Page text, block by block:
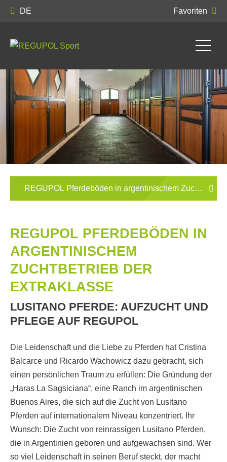
DE Favoriten
REGUPOL Pferdeböden in argentinischem
REGUPOL PFERDEBÖDEN IN
ARGENTINISCHEM
ZUCHTBETRIEB DER
EXTRAKLASSE
LUSITANO PFERDE: AUFZUCHT UND
PFLEGE AUF REGUPOL
Die Leidenschaft und die Liebe zu Pferden hat Cristina
Balcarce und Ricardo Wachowicz dazu gebracht, sich
einen persönlichen Traum zu erfüllen: Die Gründung der
„Haras La Sagsiciana“, eine Ranch im argentinischen
Buenos Aires, die sich auf die Zucht von Lusitano
Pferden auf internationalem Niveau konzentriert. Ihr
Wunsch: Die Zucht von reinrassigen Lusitano Pferden,
die in Argentinien geboren und aufgewachsen sind. Wer
so viel Leidenschaft in seinen Beruf steckt, der macht